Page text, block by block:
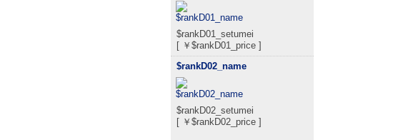
$rankD01_setumei
[ ￥$rankD01_price ]
$rankD02_name
$rankD02_setumei
[ ￥$rankD02_price ]